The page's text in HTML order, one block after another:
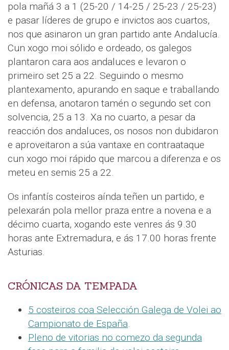
pola mañá 3 a 1 (25-20 / 14-25 / 25-23 / 25-23)
e pasar líderes de grupo e invictos aos cuartos,
nos que asinaron un gran partido ante Andalucía.
Cun xogo moi sólido e ordeado, os galegos
plantaron cara aos andaluces e levaron o
primeiro set 25 a 22. Seguindo o mesmo
plantexamento, apurando en saque e traballando
en defensa, anotaron tamén o segundo set con
solvencia, 25 a 13. Xa no cuarto, a pesar da
reacción dos andaluces, os nosos non dubidaron
e aproveitaron a súa vantaxe en contraataque
cun xogo moi rápido que marcou a diferenza e os
meteu en semis 25 a 22.
Os infantís costeiros aínda teñen un partido, e
pelexarán pola mellor praza entre a novena e a
décimo cuarta, xogando este venres ás 9.30
horas ante Extremadura, e ás 17.00 horas frente
Asturias.
CRÓNICAS DA TEMPADA
5 costeiros coa Selección Galega de Volei ao
Campionato de España.
Pleno de vitorias no comezo da segunda